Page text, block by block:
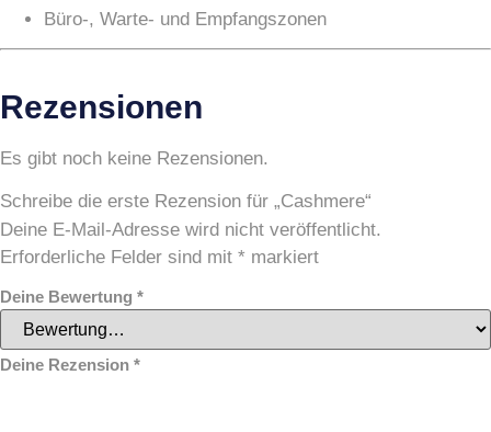
Büro-, Warte- und Empfangszonen
Rezensionen
Es gibt noch keine Rezensionen.
Schreibe die erste Rezension für „Cashmere“
Deine E-Mail-Adresse wird nicht veröffentlicht.
Erforderliche Felder sind mit * markiert
Deine Bewertung *
Deine Rezension *